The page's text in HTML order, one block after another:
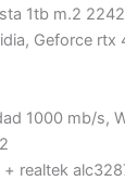
1tb m.2
Geforce rtx
1000 mb/s,
realtek